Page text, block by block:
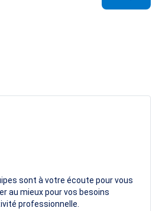
sont à votre écoute pour vous
au mieux pour vos besoins
professionnelle.